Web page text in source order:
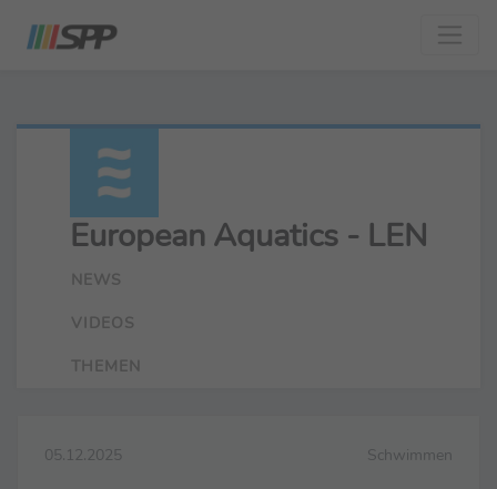
European Aquatics - LEN
NEWS
VIDEOS
THEMEN
05.12.2025 Schwimmen